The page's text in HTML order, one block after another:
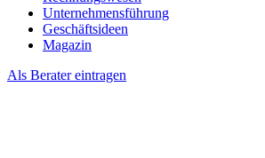
Unternehmensführung
Geschäftsideen
Magazin
Als Berater eintragen